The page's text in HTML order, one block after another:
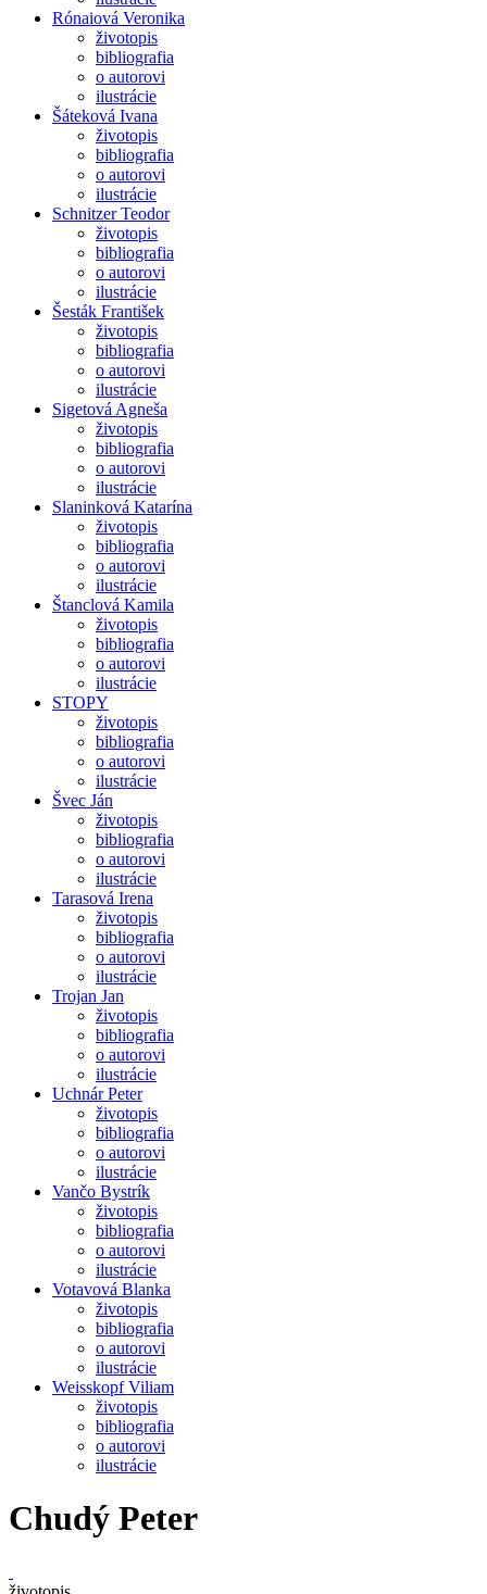
Rónaiová Veronika
životopis
bibliografia
o autorovi
ilustrácie
Šáteková Ivana
životopis
bibliografia
o autorovi
ilustrácie
Schnitzer Teodor
životopis
bibliografia
o autorovi
ilustrácie
Šesták František
životopis
bibliografia
o autorovi
ilustrácie
Sigetová Agneša
životopis
bibliografia
o autorovi
ilustrácie
Slaninková Katarína
životopis
bibliografia
o autorovi
ilustrácie
Štanclová Kamila
životopis
bibliografia
o autorovi
ilustrácie
STOPY
životopis
bibliografia
o autorovi
ilustrácie
Švec Ján
životopis
bibliografia
o autorovi
ilustrácie
Tarasová Irena
životopis
bibliografia
o autorovi
ilustrácie
Trojan Jan
životopis
bibliografia
o autorovi
ilustrácie
Uchnár Peter
životopis
bibliografia
o autorovi
ilustrácie
Vančo Bystrík
životopis
bibliografia
o autorovi
ilustrácie
Votavová Blanka
životopis
bibliografia
o autorovi
ilustrácie
Weisskopf Viliam
životopis
bibliografia
o autorovi
ilustrácie
Chudý Peter